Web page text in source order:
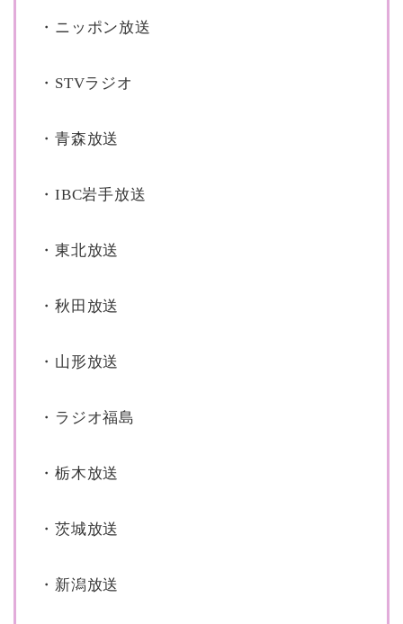
・ニッポン放送
・STVラジオ
・青森放送
・IBC岩手放送
・東北放送
・秋田放送
・山形放送
・ラジオ福島
・栃木放送
・茨城放送
・新潟放送